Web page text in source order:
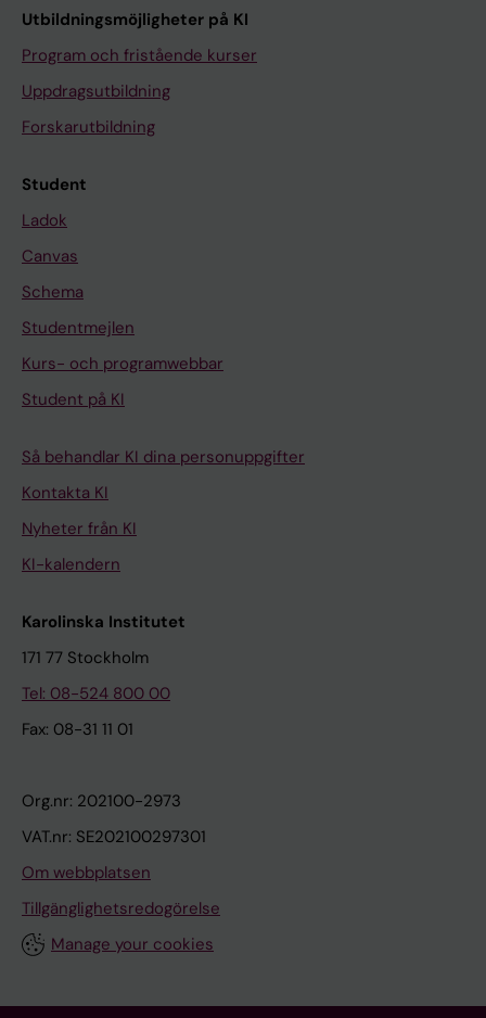
Utbildningsmöjligheter på KI
Program och fristående kurser
Uppdragsutbildning
Forskarutbildning
Student
Ladok
Canvas
Schema
Studentmejlen
Kurs- och programwebbar
Student på KI
Så behandlar KI dina personuppgifter
Kontakta KI
Nyheter från KI
KI-kalendern
Karolinska Institutet
171 77 Stockholm
Tel: 08-524 800 00
Fax: 08-31 11 01
Org.nr: 202100-2973
VAT.nr: SE202100297301
Om webbplatsen
Tillgänglighetsredogörelse
Manage your cookies